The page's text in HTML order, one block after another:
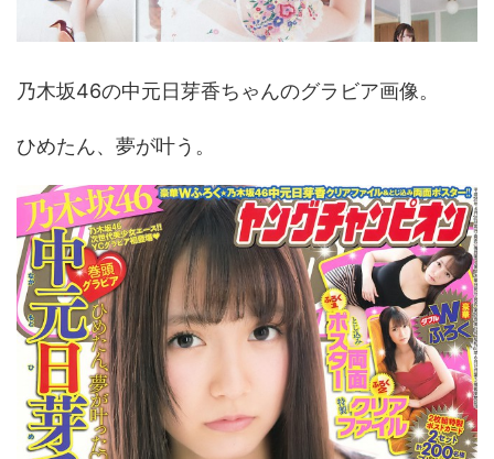
乃木坂46の中元日芽香ちゃんのグラビア画像。
ひめたん、夢が叶う。